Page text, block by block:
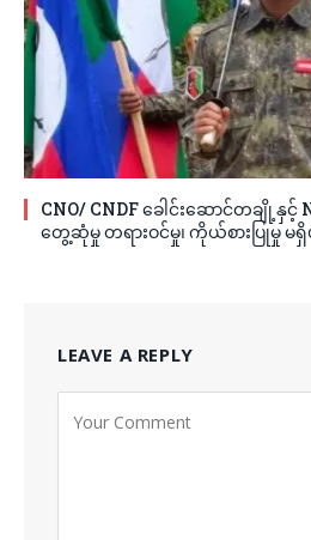
CNO/ CNDF ခေါင်းဆောင်တချို့နှင့်
တွေ့ဆုံမှု တရားဝင်မှု၊ ကိုယ်စားပြုမှု မ
LEAVE A REPLY